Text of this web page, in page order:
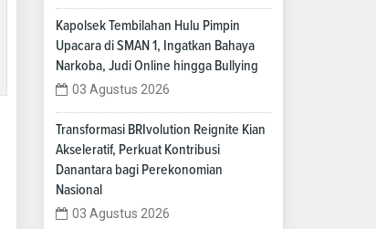
Kapolsek Tembilahan Hulu Pimpin
Upacara di SMAN 1, Ingatkan Bahaya
Narkoba, Judi Online hingga Bullying
03 Agustus 2026
Transformasi BRIvolution Reignite Kian
Akseleratif, Perkuat Kontribusi
Danantara bagi Perekonomian
Nasional
03 Agustus 2026